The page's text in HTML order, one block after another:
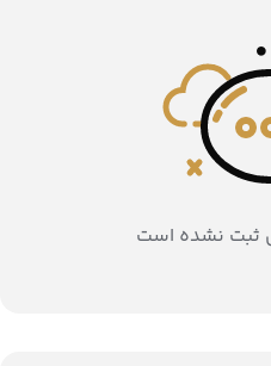
ثبت نشده است